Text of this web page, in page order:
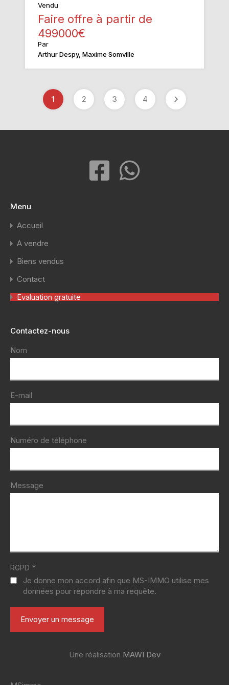
Vendu
Faire offre à partir de
499000€
Par
Arthur Despy, Maxime Somville
1 2 3 4
Menu
Accueil
A vendre
Biens vendus
Contact
Evaluation gratuite
Contactez-nous
Nom
E-mail
Numéro de téléphone
Message
RGPD *
Je donne mon accord afin que MS-IMMO utilise mes
données pour répondre à ma requête.
Une réalisation MAWI Dev